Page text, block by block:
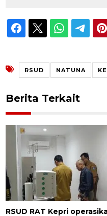
RSUD NATUNA
Berita Terkait
RSUD RAT Kepri